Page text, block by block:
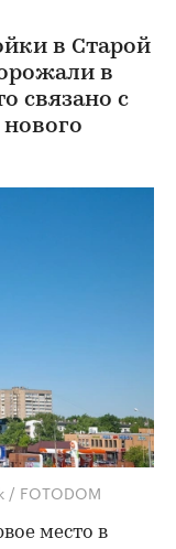
в Старой
в
связано с
FOTODOM
место в